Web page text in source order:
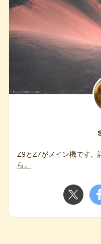
Z9とZ7がメイン機です。
ら。